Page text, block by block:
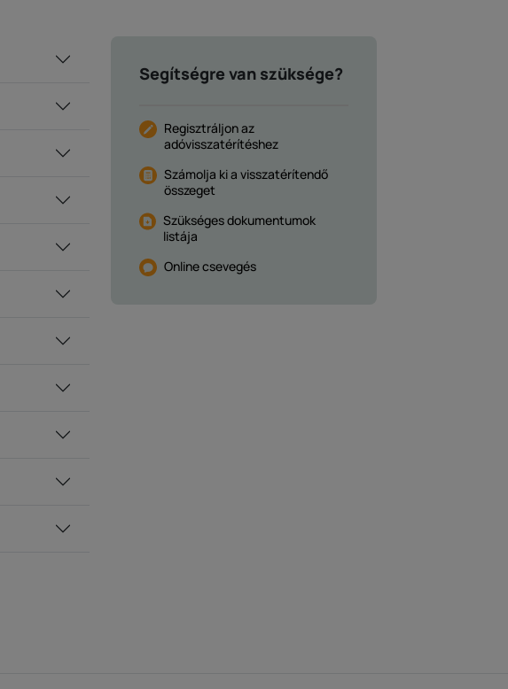
Segítségre van szüksége?
Regisztráljon az
adóvisszatérítéshez
Számolja ki a visszatérítendő
összeget
Szükséges dokumentumok
listája
Online csevegés